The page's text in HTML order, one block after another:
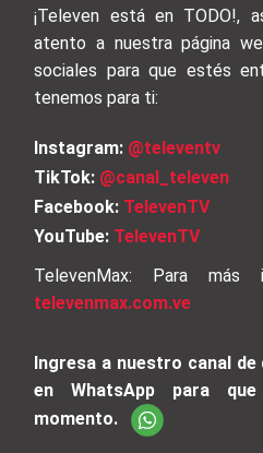
¡Televen está en TODO!,
atento a nuestra página
sociales para que estés
tenemos para ti:
Instagram: @televentv
TikTok: @canal_televen
Facebook: TelevenTV
YouTube: TelevenTV
TelevenMax: Para más
televenmax.com.ve
Ingresa a nuestro canal
en WhatsApp para
momento.